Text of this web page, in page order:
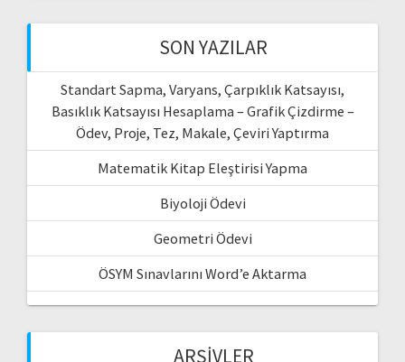
SON YAZILAR
Standart Sapma, Varyans, Çarpıklık Katsayısı,
Basıklık Katsayısı Hesaplama – Grafik Çizdirme –
Ödev, Proje, Tez, Makale, Çeviri Yaptırma
Matematik Kitap Eleştirisi Yapma
Biyoloji Ödevi
Geometri Ödevi
ÖSYM Sınavlarını Word’e Aktarma
ARŞIVLER